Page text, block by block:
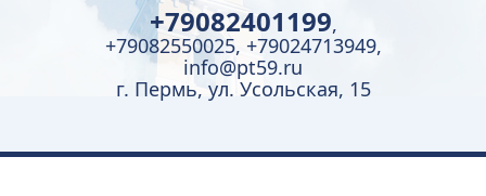
+79082401199,
+79082550025, +79024713949,
info@pt59.ru
г. Пермь, ул. Усольская, 15